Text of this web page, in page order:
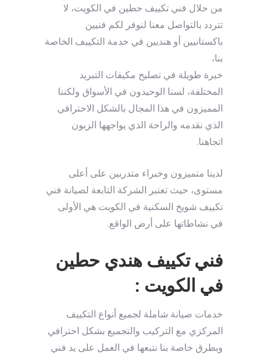
من حلال فني تكييف حطين في الكويت، لا
تتردد بالتواصل معنا لنوفر لكم فنيين
باكستانيين أو هنديين في خدمة التكييف الخاصة
بنا،
خبرة طويلة في تصليح مكيفات التبريد
المختلفة، لسنا الوحيدون في الأسواق ولكننا
المميزون في هذا المجال بالشكل الاحترافي
الذي نقدمه والراحة الذي يواجهها الزبون
اتجاهنا.
لدينا متميزون وخبراء متدربين على أعلى
مستوى، حيث تعتبر الشركة التابعة لصيانة فني
تكييف شويخ السكنية في الكويت هي الأولى
في نشاطاتها على أرض الواقع.
فني تكييف هندي حطين
في الكويت :
خدمات صيانة شاملة لجميع أنواع التكييف
المركزي مع التركيب والتجميع بشكل احترافي
وبطرق خاصة بنا نتبعها في العمل على يد فني